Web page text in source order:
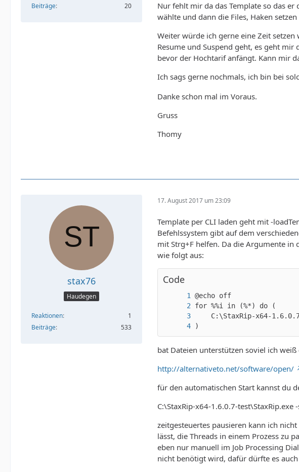
Beiträge 20
Nur fehlt mir da das Template so das
wählte und dann die Files, Haken
Weiter würde ich gerne eine Zeit
Resume und Suspend geht, es geht
bevor der Hochtarif anfängt. Kann mir
Ich sags gerne nochmals, ich bin bei
Danke schon mal im Voraus.
Gruss
Thomy
stax76
Haudegen
Reaktionen
1
Beiträge
533
17. August 2017 um 23:09
Template per CLI laden geht mit -
Befehlssystem gibt auf dem
mit Strg+F helfen. Da die Argumente in
wie folgt aus:
Code
)
bat Dateien unterstützen soviel ich
http://alternativeto.net/software/open/
für den automatischen Start kannst du
C:\StaxRip-x64-1.6.0.7-test\StaxRip.exe
zeitgesteuertes pausieren kann ich
lässt, die Threads in einem Prozess zu
eben nur manuell im Job Processing
nicht benötigt wird, dafür dürfte es